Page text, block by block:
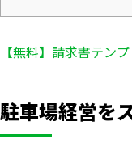
【無料】請求書テン
駐車場経営を